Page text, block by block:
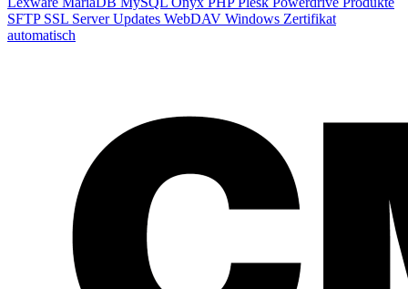
SFTP SSL ServerUpdates WebDAV Windows Zertifikat
automatisch